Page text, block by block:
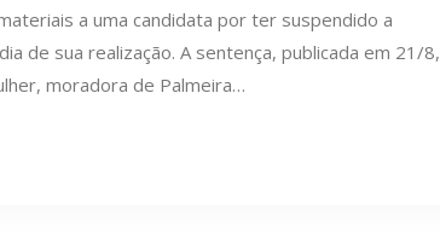
a uma candidata por ter suspendido a
de sua realização. A sentença, publicada em 21/8,
moradora de Palmeira…